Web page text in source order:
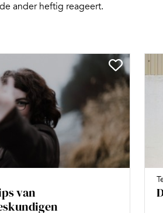
ander heftig reageert.
van